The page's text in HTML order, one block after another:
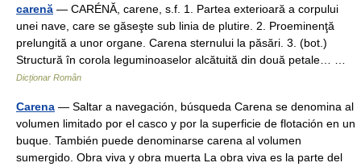
carenă — CARÉNĂ, carene, s.f. 1. Partea exterioară a corpului
unei nave, care se găseşte sub linia de plutire. 2. Proeminenţă
prelungită a unor organe. Carena sternului la păsări. 3. (bot.)
Structură în corola leguminoaselor alcătuită din două petale… …
Dicționar Român
Carena — Saltar a navegación, búsqueda Carena se denomina al
volumen limitado por el casco y por la superficie de flotación en un
buque. También puede denominarse carena al volumen
sumergido. Obra viva y obra muerta La obra viva es la parte del